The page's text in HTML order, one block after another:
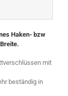
Haken- bzw
mit
beständig in